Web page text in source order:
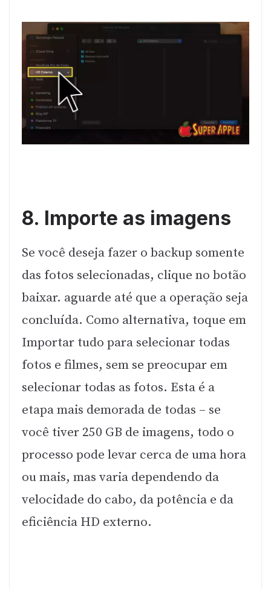
8. Importe as imagens
Se você deseja fazer o backup somente
das fotos selecionadas, clique no botão
baixar. aguarde até que a operação seja
concluída. Como alternativa, toque em
Importar tudo para selecionar todas
fotos e filmes, sem se preocupar em
selecionar todas as fotos. Esta é a
etapa mais demorada de todas – se
você tiver 250 GB de imagens, todo o
processo pode levar cerca de uma hora
ou mais, mas varia dependendo da
velocidade do cabo, da potência e da
eficiência HD externo.